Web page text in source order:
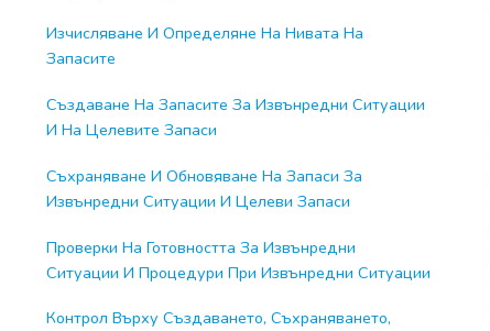
Изчисляване И Определяне На Нивата На
Запасите
Създаване На Запасите За Извънредни Ситуации
И На Целевите Запаси
Съхраняване И Обновяване На Запаси За
Извънредни Ситуации И Целеви Запаси
Проверки На Готовността За Извънредни
Ситуации И Процедури При Извънредни Ситуации
Контрол Върху Създаването, Съхраняването,